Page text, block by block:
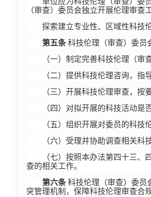
（审查）委员会独立开展伦理审查
探索建立专业性、区域性科技
第五条科技伦理（审查）委员
（一）制定完善科技伦理（
（二）提供科技伦理咨询，
（三）开展科技伦理审查，
（四）对拟开展的科技活动
（五）组织开展对委员的科
（六）受理并协助调查相关
（七）按照本办法第四十三
查的相关工作。
第六条科技伦理（审查）委员
突管理机制，保障科技伦理审查合